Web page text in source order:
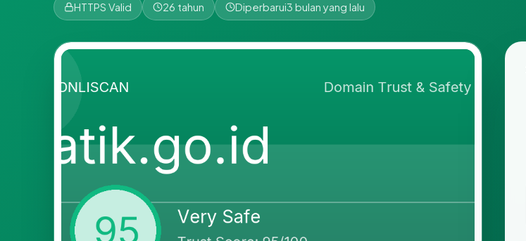
HTTPS Valid 26 tahun Diperbarui3 bulan yang lalu